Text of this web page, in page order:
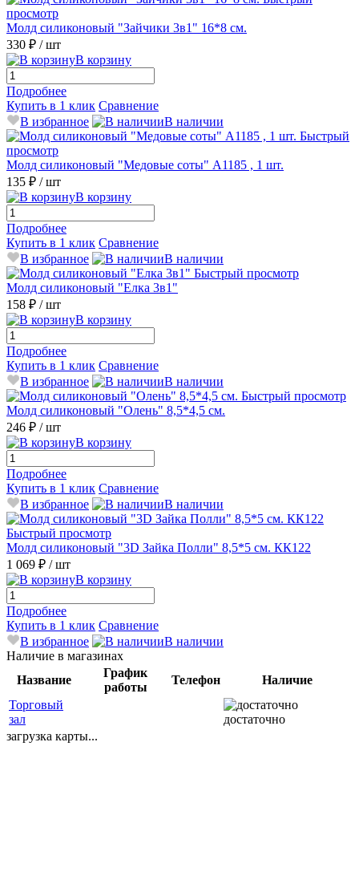
просмотр
Молд силиконовый "Зайчики 3в1" 16*8 см.
330 ₽ / шт
В корзину
Подробнее
Купить в 1 клик Сравнение
В избранное
В наличии
Быстрый
просмотр
Молд силиконовый "Медовые соты" А1185 , 1 шт.
135 ₽ / шт
В корзину
Подробнее
Купить в 1 клик Сравнение
В избранное
В наличии
Быстрый просмотр
Молд силиконовый "Елка 3в1"
158 ₽ / шт
В корзину
Подробнее
Купить в 1 клик Сравнение
В избранное
В наличии
Быстрый просмотр
Молд силиконовый "Олень" 8,5*4,5 см.
246 ₽ / шт
В корзину
Подробнее
Купить в 1 клик Сравнение
В избранное
В наличии
Быстрый просмотр
Молд силиконовый "3D Зайка Полли" 8,5*5 см. КК122
1 069 ₽ / шт
В корзину
Подробнее
Купить в 1 клик Сравнение
В избранное
В наличии
Наличие в магазинах
Название
График
работы
Телефон
Наличие
Торговый
зал
достаточно
загрузка карты...